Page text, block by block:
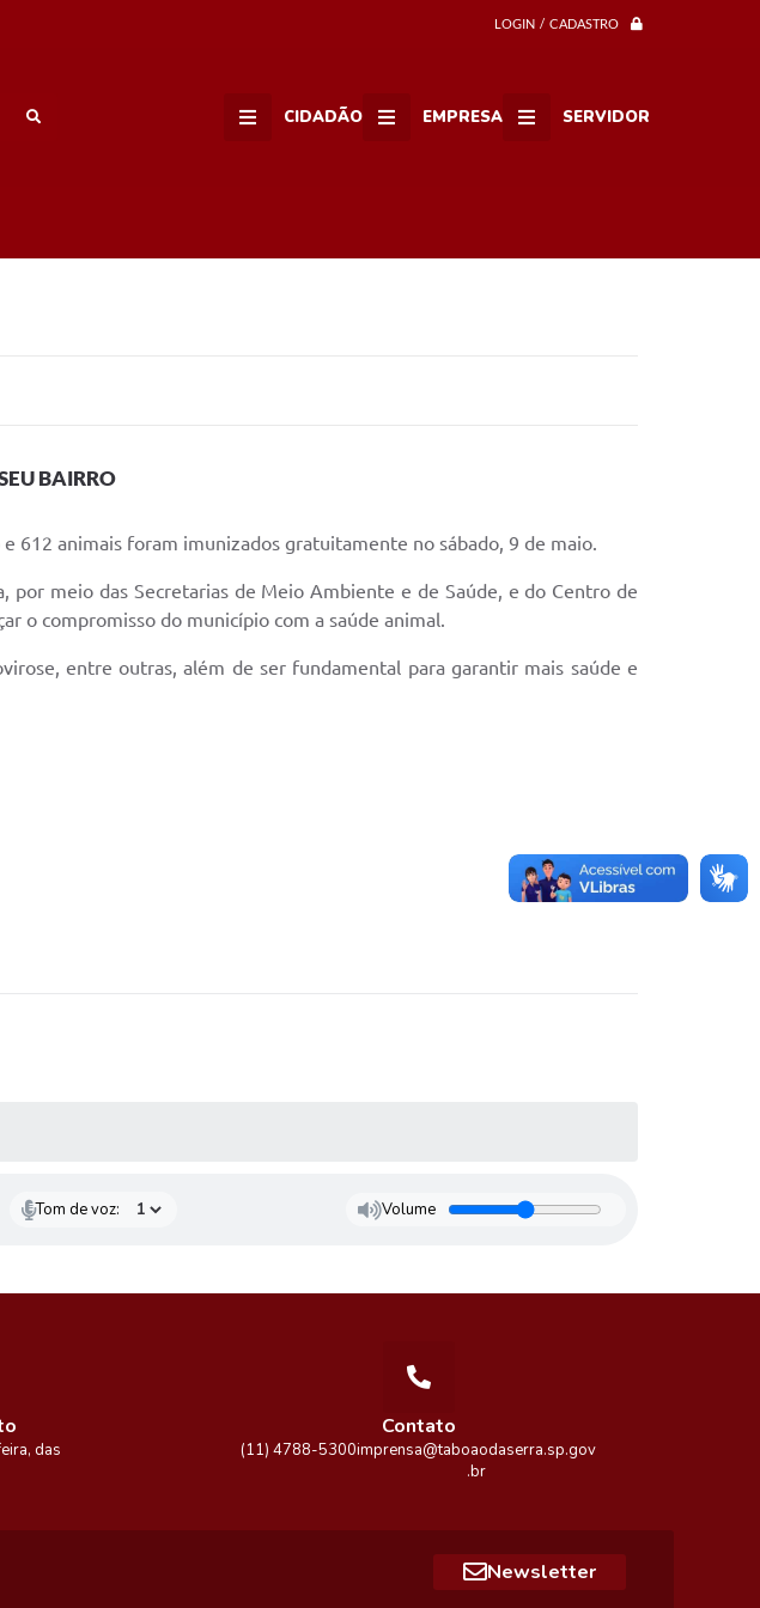
LOGIN / CADASTRO
CIDADÃO EMPRESA SERVIDOR
BAIRRO
612 animais foram imunizados gratuitamente no sábado, 9 de maio.
meio das Secretarias de Meio Ambiente e de Saúde, e do Centro de
o compromisso do município com a saúde animal.
entre outras, além de ser fundamental para garantir mais saúde e
Tom de voz: Volume
Newsletter
Contato
(11) 4788-5300imprensa@taboaodaserra.sp.gov
.br
das